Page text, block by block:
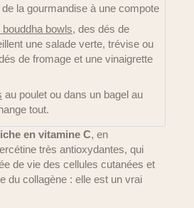
de la gourmandise à une compote
bowls, des dés de
une salade verte, trévise ou
de fromage et une vinaigrette
au poulet ou dans un bagel au
tout.
en vitamine C, en
très antioxydantes, qui
de vie des cellules cutanées et
du collagène : elle est un vrai